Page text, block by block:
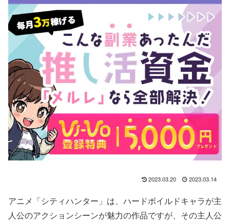
2023.03.20 2023.03.14
アニメ 「シティハンター」 は、ハードボイルドキャラが主
人公のアクションシーンが魅力の作品ですが、その主人公